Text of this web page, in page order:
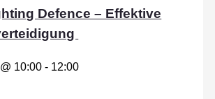
Defence – Effektive
10:00 - 12:00